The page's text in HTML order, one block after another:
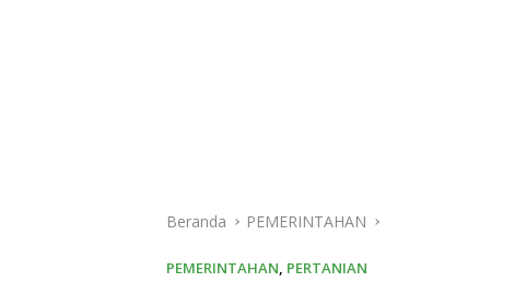
Beranda PEMERINTAHAN
PEMERINTAHAN, PERTANIAN